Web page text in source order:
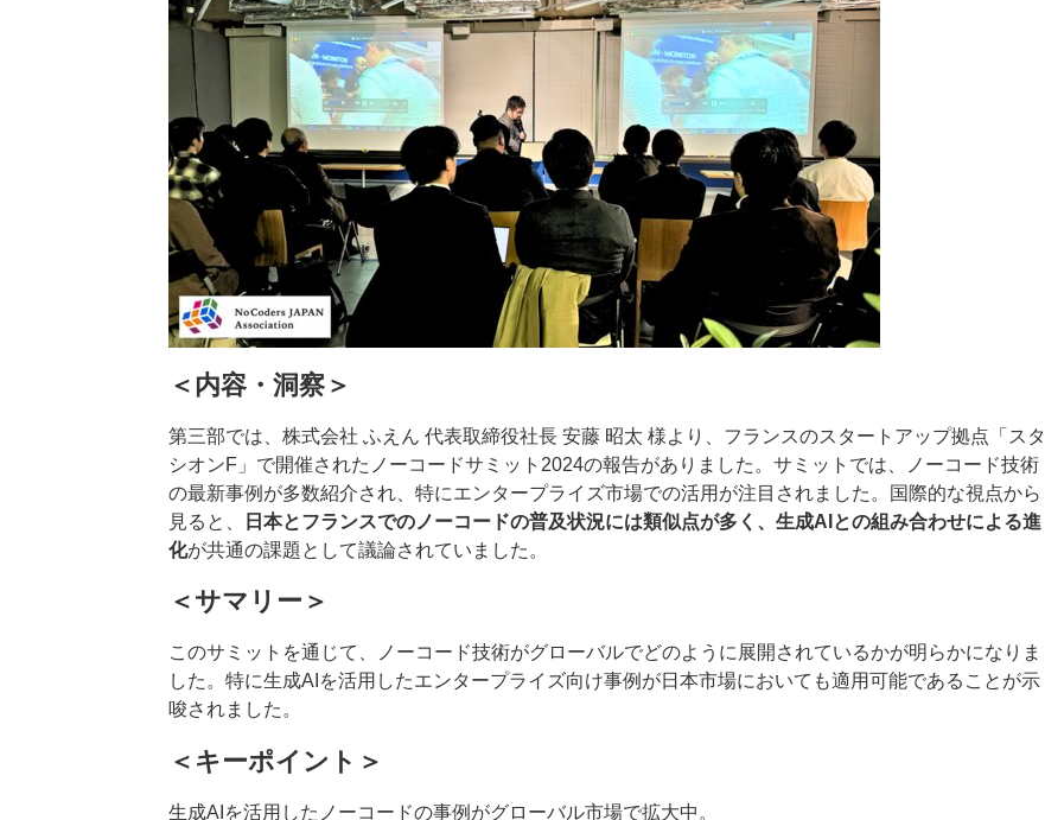
＜内容・洞察＞
第三部では、株式会社 ふえん 代表取締役社長 安藤 昭太 様より、フランスのスタートアップ拠点「スタ
シオンF」で開催されたノーコードサミット2024の報告がありました。サミットでは、ノーコード技術
の最新事例が多数紹介され、特にエンタープライズ市場での活用が注目されました。国際的な視点から
見ると、
日本とフランスでのノーコードの普及状況には類似点が多く、生成AIとの組み合わせによる進
化が共通の課題として議論されていました。
＜サマリー＞
このサミットを通じて、ノーコード技術がグローバルでどのように展開されているかが明らかになりま
した。特に生成AIを活用したエンタープライズ向け事例が日本市場においても適用可能であることが示
唆されました。
＜キーポイント＞
生成AIを活用したノーコードの事例がグローバル市場で拡大中。